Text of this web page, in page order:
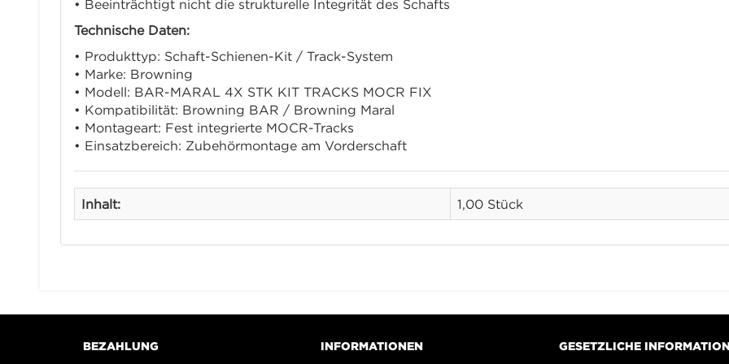
• Beeinträchtigt nicht die strukturelle Integrität des Schafts
Technische Daten:
• Produkttyp: Schaft-Schienen-Kit / Track-System
• Marke: Browning
• Modell: BAR-MARAL 4X STK KIT TRACKS MOCR FIX
• Kompatibilität: Browning BAR / Browning Maral
• Montageart: Fest integrierte MOCR-Tracks
• Einsatzbereich: Zubehörmontage am Vorderschaft
Inhalt: 1,00 Stück
BEZAHLUNG INFORMATIONEN GESETZLICHE